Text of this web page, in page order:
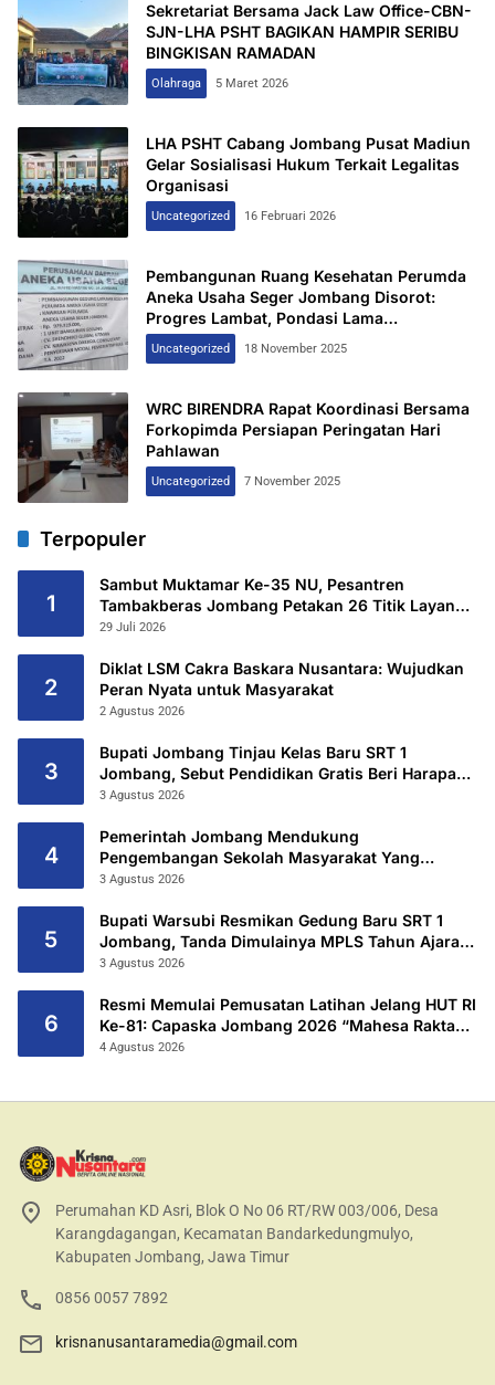
Sekretariat Bersama Jack Law Office-CBN-
SJN-LHA PSHT BAGIKAN HAMPIR SERIBU
BINGKISAN RAMADAN
Olahraga 5 Maret 2026
LHA PSHT Cabang Jombang Pusat Madiun
Gelar Sosialisasi Hukum Terkait Legalitas
Organisasi
Uncategorized 16 Februari 2026
Pembangunan Ruang Kesehatan Perumda
Aneka Usaha Seger Jombang Disorot:
Progres Lambat, Pondasi Lama
Dipertahankan
Uncategorized 18 November 2025
WRC BIRENDRA Rapat Koordinasi Bersama
Forkopimda Persiapan Peringatan Hari
Pahlawan
Uncategorized 7 November 2025
Terpopuler
1
Sambut Muktamar Ke-35 NU, Pesantren
Tambakberas Jombang Petakan 26 Titik Layanan
Utama
29 Juli 2026
2
Diklat LSM Cakra Baskara Nusantara: Wujudkan
Peran Nyata untuk Masyarakat
2 Agustus 2026
3
Bupati Jombang Tinjau Kelas Baru SRT 1
Jombang, Sebut Pendidikan Gratis Beri Harapan
Baru
3 Agustus 2026
4
Pemerintah Jombang Mendukung
Pengembangan Sekolah Masyarakat Yang
Kurang Mampu Hingga Hibahkan 6,3 Hektar
3 Agustus 2026
5
Bupati Warsubi Resmikan Gedung Baru SRT 1
Jombang, Tanda Dimulainya MPLS Tahun Ajaran
2026/2027
3 Agustus 2026
6
Resmi Memulai Pemusatan Latihan Jelang HUT RI
Ke-81: Capaska Jombang 2026 “Mahesa Rakta
Garuda Yudha”.
4 Agustus 2026
Perumahan KD Asri, Blok O No 06 RT/RW 003/006, Desa
Karangdagangan, Kecamatan Bandarkedungmulyo,
Kabupaten Jombang, Jawa Timur
0856 0057 7892
krisnanusantaramedia@gmail.com